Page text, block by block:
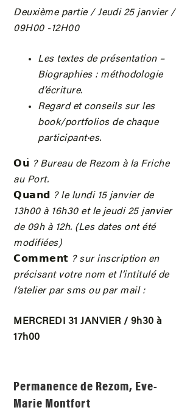
Deuxième partie / Jeudi 25 janvier /
09H00 -12H00
Les textes de présentation –
Biographies : méthodologie
d’écriture.
Regard et conseils sur les
book/portfolios de chaque
participant·es.
𝗢𝘂 ̀ ? Bureau de Rezom à la Friche
au Port.
𝗤𝘂𝗮𝗻𝗱 ? le lundi 15 janvier de
13h00 à 16h30 et le jeudi 25 janvier
de 09h à 12h. (Les dates ont été
modifiées)
𝗖𝗼𝗺𝗺𝗲𝗻𝘁 ? sur inscription en
précisant votre nom et l’intitulé de
l’atelier par sms ou par mail :
MERCREDI 31 JANVIER / 9h30 à
17h00
Permanence de Rezom, Eve-
Marie Montfort